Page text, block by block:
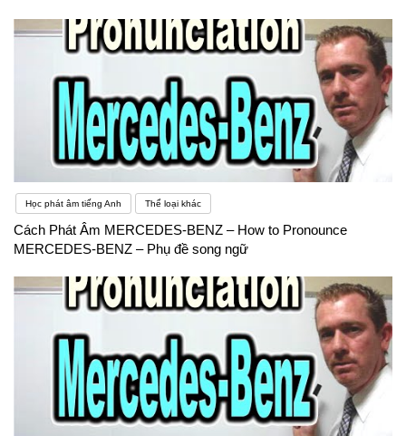
Học phát âm tiếng Anh Thể loại khác
Cách Phát Âm MERCEDES-BENZ – How to Pronounce
MERCEDES-BENZ – Phụ đề song ngữ